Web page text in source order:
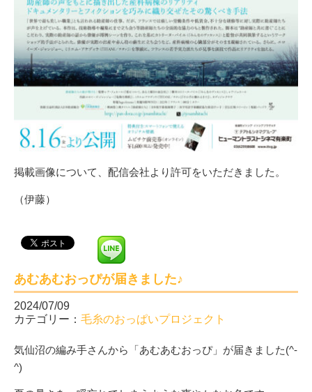
掲載画像について、配信会社より許可をいただきました。
（伊藤）
あむあむおっぴが届きました♪
2024/07/09
カテゴリー： 毛糸のおっぱいプロジェクト
気仙沼の編み手さんから「あむあむおっぴ」が届きました(^-
^)